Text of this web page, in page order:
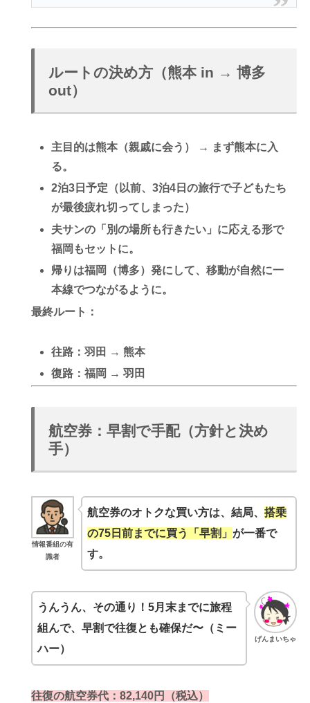
ルートの決め方（熊本 in → 博多
out）
主目的は熊本（親戚に会う）
→ まず熊本に入
る。
2泊3日予定（以前、3泊4日の旅行で子どもたち
が最後疲れ切ってしまった）
夫サンの「別の場所も行きたい」に応える形で
福岡もセット に。
帰りは福岡（博多）発にして、移動が自然に一
本線でつながるように。
最終ルート ：
往路：羽田 →熊本
復路：福岡 → 羽田
航空券：早割で手配（方針と決め
手）
情報番組の有
識者
航空券のオトクな買い方は、結局、 搭乗
の75日前までに買う「早割」 が一番で
す。
げんまいちゃ
うんうん、その通り！5月末までに旅程
組んで、早割で往復とも確保だ〜（ミー
ハー）
往復の航空券代：82,140円（税込）